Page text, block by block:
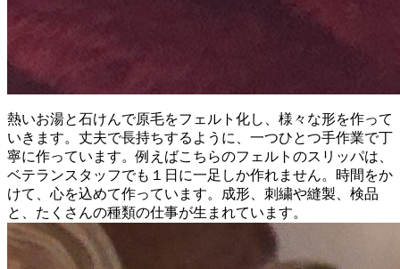
熱いお湯と石けんで原毛をフェルト化し、様々な形を作って
いきます。丈夫で長持ちするように、一つひとつ手作業で丁
寧に作っています。例えばこちらのフェルトのスリッパは、
ベテランスタッフでも１日に一足しか作れません。時間をか
けて、心を込めて作っています。成形、刺繍や縫製、検品
と、たくさんの種類の仕事が生まれています。